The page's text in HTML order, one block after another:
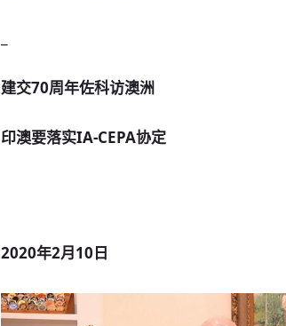
建交70周年佐科访澳洲
印澳要落实IA-CEPA协定
2020年2月10日